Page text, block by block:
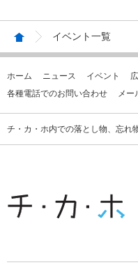
イベント一覧
ホーム ニュース イベント
各種電話でのお問い合わせ
メー
チ・カ・ホ内での落とし物、忘れ